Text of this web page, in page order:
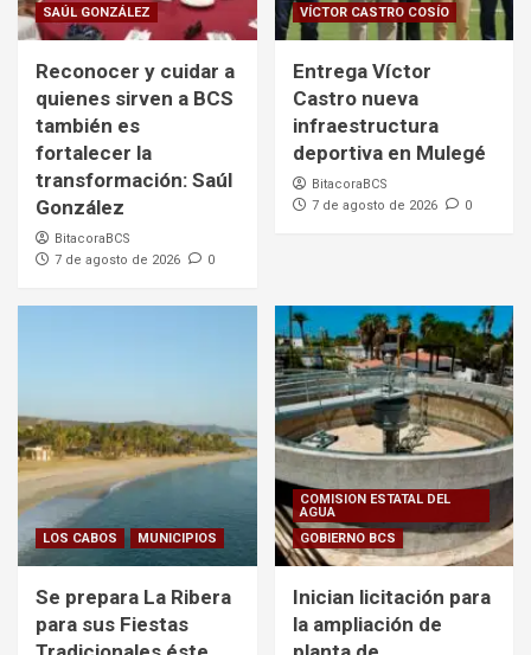
SAÚL GONZÁLEZ
Reconocer y cuidar a
quienes sirven a BCS
también es
fortalecer la
transformación: Saúl
González
BitacoraBCS
7 de agosto de 2026
0
VÍCTOR CASTRO COSÍO
Entrega Víctor
Castro nueva
infraestructura
deportiva en Mulegé
BitacoraBCS
7 de agosto de 2026
0
LOS CABOS MUNICIPIOS
Se prepara La Ribera
para sus Fiestas
COMISION ESTATAL DEL
AGUA
GOBIERNO BCS
Inician licitación para
la ampliación de